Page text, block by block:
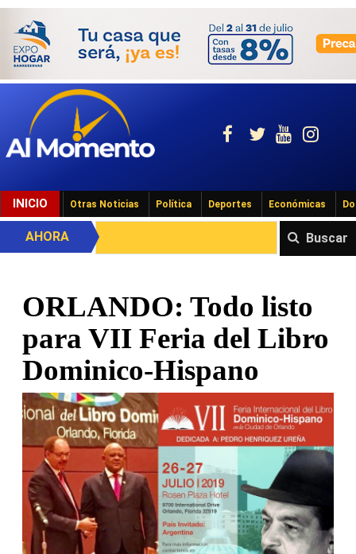
INICIO Otras Noticias Política Deportes Económicas
Buscar
AHORA
ORLANDO: Todo listo
para VII Feria del Libro
Dominico-Hispano